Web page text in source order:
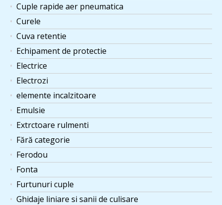
Cuple rapide aer pneumatica
Curele
Cuva retentie
Echipament de protectie
Electrice
Electrozi
elemente incalzitoare
Emulsie
Extrctoare rulmenti
Fără categorie
Ferodou
Fonta
Furtunuri cuple
Ghidaje liniare si sanii de culisare